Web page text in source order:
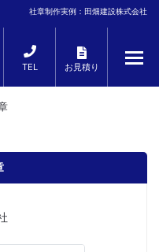
社章制作実例：田畑建設株式会社
TEL お見積り